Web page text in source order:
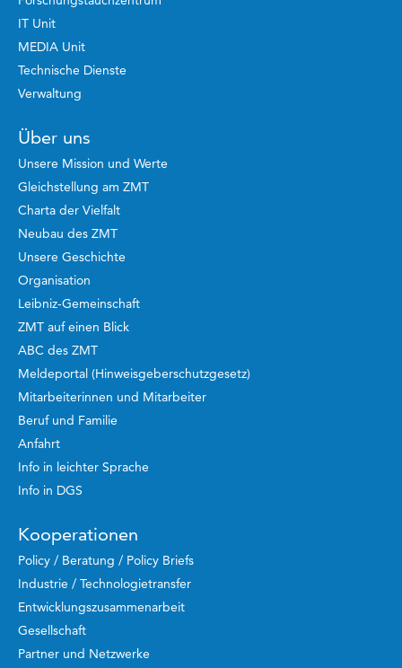
IT Unit
MEDIA Unit
Technische Dienste
Verwaltung
Über uns
Unsere Mission und Werte
Gleichstellung am ZMT
Charta der Vielfalt
Neubau des ZMT
Unsere Geschichte
Organisation
Leibniz-Gemeinschaft
ZMT auf einen Blick
ABC des ZMT
Meldeportal (Hinweisgeberschutzgesetz)
Mitarbeiterinnen und Mitarbeiter
Beruf und Familie
Anfahrt
Info in leichter Sprache
Info in DGS
Kooperationen
Policy / Beratung / Policy Briefs
Industrie / Technologietransfer
Entwicklungszusammenarbeit
Gesellschaft
Partner und Netzwerke